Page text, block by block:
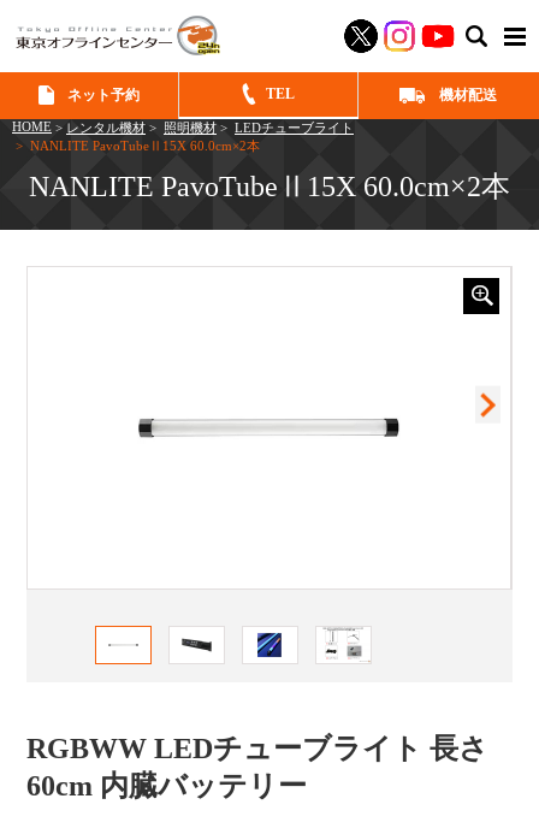
ネット予約 TEL 機材配送
HOME > レンタル機材 > 照明機材 > LEDチューブライト
> NANLITE PavoTubeⅡ15X 60.0cm×2本
NANLITE PavoTubeⅡ15X 60.0cm×2本
RGBWW LEDチューブライト 長さ
60cm 内臓バッテリー